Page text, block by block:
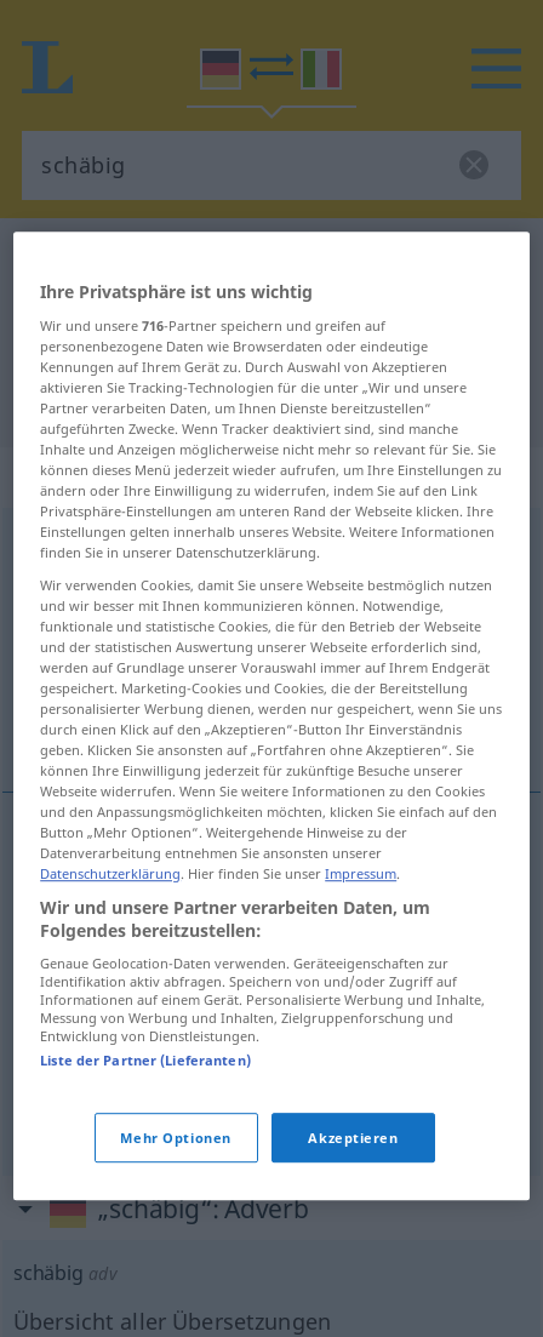
Deutsch-Italienisch Übersetzung
für "schäbig"
"schäbig" Italienisch Übersetzung
„schäbig“: Adjektiv
schäbigadj
Übersicht aller Übersetzungen
(Für mehr Details die Übersetzung anklicken/antippen)
logoro misero spregevole
tirchio, spilorcio
logoro schäbigabgenutzt
misero
spregevole schäbig unredlich
spilorcio schäbig knauserig
„schäbig“: Adverb
schäbig adv
Übersicht aller Übersetzungen
Ihre Privatsphäre ist uns wichtig
Wir und unsere716-Partner speichern und greifen auf
personenbezogene Daten wie Browserdaten oder eindeutige
Kennungen auf Ihrem Gerät zu. Durch Auswahl von Akzeptieren
aktivieren Sie Tracking-Technologien für die unter „Wir und unsere
Partner verarbeiten Daten, um Ihnen Dienste bereitzustellen“
aufgeführten Zwecke. Wenn Tracker deaktiviert sind, sind manche
Inhalte und Anzeigen möglicherweise nicht mehr so relevant für Sie. Sie
können dieses Menü jederzeit wieder aufrufen, um Ihre Einstellungen zu
ändern oder Ihre Einwilligung zu widerrufen, indem Sie auf den Link
Privatsphäre-Einstellungen am unteren Rand der Webseite klicken. Ihre
Einstellungen gelten innerhalb unseres Website. Weitere Informationen
finden Sie in unserer Datenschutzerklärung.
Wir verwenden Cookies, damit Sie unsere Webseite bestmöglich nutzen
und wir besser mit Ihnen kommunizieren können. Notwendige,
funktionale und statistische Cookies, die für den Betrieb der Webseite
und der statistischen Auswertung unserer Webseite erforderlich sind,
werden auf Grundlage unserer Vorauswahl immer auf Ihrem Endgerät
gespeichert. Marketing-Cookies und Cookies, die der Bereitstellung
personalisierter Werbung dienen, werden nur gespeichert, wenn Sie uns
durch einen Klick auf den „Akzeptieren“-Button Ihr Einverständnis
geben. Klicken Sie ansonsten auf „Fortfahren ohne Akzeptieren“. Sie
können Ihre Einwilligung jederzeit für zukünftige Besuche unserer
Webseite widerrufen. Wenn Sie weitere Informationen zu den Cookies
und den Anpassungsmöglichkeiten möchten, klicken Sie einfach auf den
Button „Mehr Optionen“. Weitergehende Hinweise zu der
Datenverarbeitung entnehmen Sie ansonsten unserer
Datenschutzerklärung. Hier finden Sie unserImpressum.
Wir und unsere Partner verarbeiten Daten, um
Folgendes bereitzustellen:
Genaue Geolocation-Daten verwenden. Geräteeigenschaften zur
Identifikation aktiv abfragen. Speichern von und/oder Zugriff auf
Informationen auf einem Gerät. Personalisierte Werbung und Inhalte,
Messung von Werbung und Inhalten, Zielgruppenforschung und
Entwicklung von Dienstleistungen.
Liste der Partner (Lieferanten)
Mehr Optionen Akzeptieren